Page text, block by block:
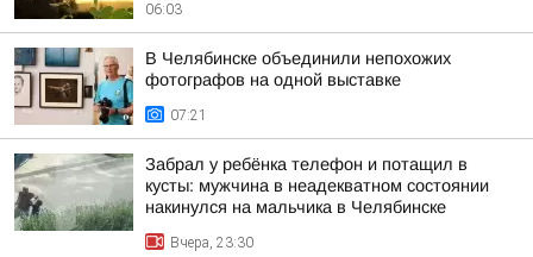
06:03
В Челябинске объединили непохожих
фотографов на одной выставке
07:21
Забрал у ребёнка телефон и потащил в
кусты: мужчина в неадекватном состоянии
накинулся на мальчика в Челябинске
Вчера, 23:30